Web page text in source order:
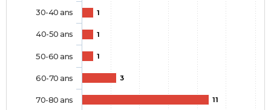
1
1
1
3
11
30-40 ans
40-50 ans
50-60 ans
60-70 ans
70-80 ans